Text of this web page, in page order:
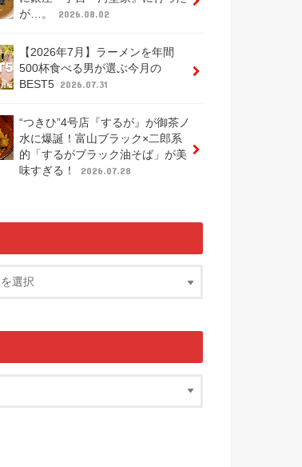
が…。
2026.08.02
【2026年7月】ラーメンを年間
500杯食べる男が選ぶ今月の
BEST5 2026.07.31
“つきひ”4号店『するが』が御茶ノ
水に爆誕！富山ブラック×二郎系
的「するがブラック油そば」が美
味すぎる！
2026.07.28